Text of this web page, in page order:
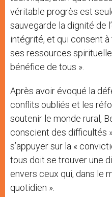
véritable progrès est
sauvegarde la dignité de
intégrité, et qui consent
ses ressources
bénéfice de tous ».
Après avoir évoqué la
conflits oubliés et les
soutenir le monde rural,
conscient des difficultés
s’appuyer sur la «
tous doit se trouver une
envers ceux qui, dans le
quotidien ».